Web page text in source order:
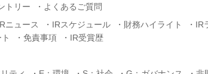
トリー
よくあるご質問
ニュース IRスケジュール 財務ハイライト IR
免責事項
IR受賞歴